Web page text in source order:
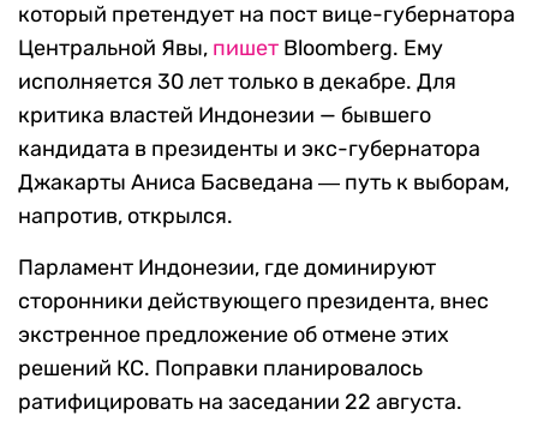
который претендует на пост вице-губернатора
Центральной Явы, пишет Bloomberg. Ему
исполняется 30 лет только в декабре. Для
критика властей Индонезии — бывшего
кандидата в президенты и экс-губернатора
Джакарты Аниса Басведана ― путь к выборам,
напротив, открылся.
Парламент Индонезии, где доминируют
сторонники действующего президента, внес
экстренное предложение об отмене этих
решений КС. Поправки планировалось
ратифицировать на заседании 22 августа.